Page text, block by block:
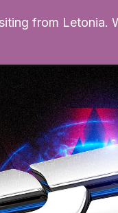
from Letonia.